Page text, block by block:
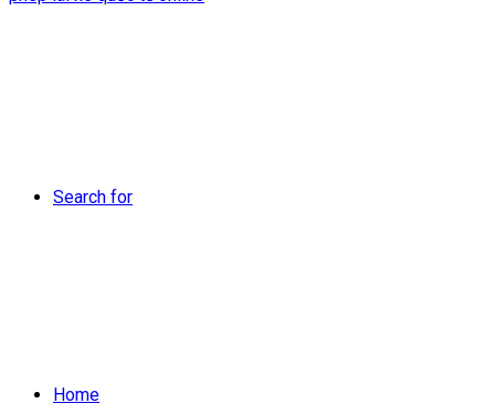
Search for
Home